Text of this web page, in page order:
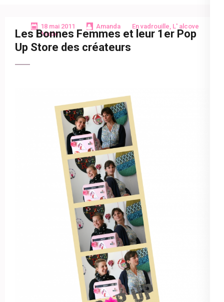
18 mai 2011 Amanda En vadrouille, L' alcove
Mode
Les Bonnes Femmes et leur 1er Pop
Up Store des créateurs